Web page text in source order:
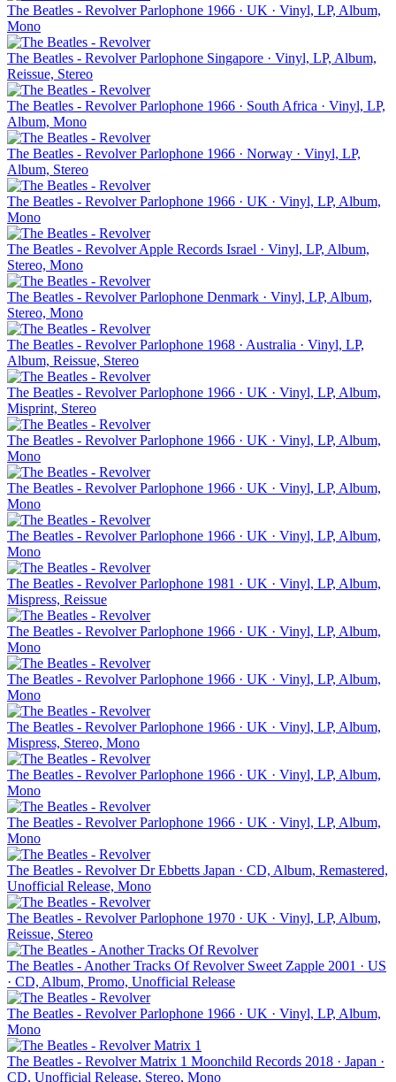
The Beatles - Revolver Parlophone 1966 · UK · Vinyl, LP, Album,
Mono
The Beatles - Revolver Parlophone Singapore · Vinyl, LP, Album,
Reissue, Stereo
The Beatles - Revolver Parlophone 1966 · South Africa · Vinyl, LP,
Album, Mono
The Beatles - Revolver Parlophone 1966 · Norway · Vinyl, LP,
Album, Stereo
The Beatles - Revolver Parlophone 1966 · UK · Vinyl, LP, Album,
Mono
The Beatles - Revolver Apple Records Israel · Vinyl, LP, Album,
Stereo, Mono
The Beatles - Revolver Parlophone Denmark · Vinyl, LP, Album,
Stereo, Mono
The Beatles - Revolver Parlophone 1968 · Australia · Vinyl, LP,
Album, Reissue, Stereo
The Beatles - Revolver Parlophone 1966 · UK · Vinyl, LP, Album,
Misprint, Stereo
The Beatles - Revolver Parlophone 1966 · UK · Vinyl, LP, Album,
Mono
The Beatles - Revolver Parlophone 1966 · UK · Vinyl, LP, Album,
Mono
The Beatles - Revolver Parlophone 1966 · UK · Vinyl, LP, Album,
Mono
The Beatles - Revolver Parlophone 1981 · UK · Vinyl, LP, Album,
Mispress, Reissue
The Beatles - Revolver Parlophone 1966 · UK · Vinyl, LP, Album,
Mono
The Beatles - Revolver Parlophone 1966 · UK · Vinyl, LP, Album,
Mono
The Beatles - Revolver Parlophone 1966 · UK · Vinyl, LP, Album,
Mispress, Stereo, Mono
The Beatles - Revolver Parlophone 1966 · UK · Vinyl, LP, Album,
Mono
The Beatles - RevolverParlophone 1966 · UK · Vinyl, LP, Album,
Mono
The Beatles - Revolver Dr Ebbetts Japan · CD, Album, Remastered,
Unofficial Release, Mono
The Beatles - Revolver Parlophone 1970 · UK · Vinyl, LP, Album,
Reissue, Stereo
The Beatles - Another Tracks Of Revolver Sweet Zapple 2001 · US
· CD, Album, Promo, Unofficial Release
The Beatles - RevolverParlophone 1966 · UK · Vinyl, LP, Album,
Mono
The Beatles - Revolver Matrix 1 Moonchild Records 2018 · Japan ·
CD, Unofficial Release, Stereo, Mono